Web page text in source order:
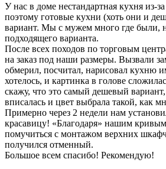
У нас в доме нестандартная кухня из-
поэтому готовые кухни (хоть они и
вариант. Мы с мужем много где были,
подходящего варианта.
После всех походов по торговым
на заказ под наши размеры. Вызвали
обмерил, посчитал, нарисовал кухню
хотелось, и картинка в голове
скажу, что это самый дешевый
вписалась и цвет выбрала такой, как
Примерно через 2 недели нам
красавицу! «Благодаря» нашим
помучиться с монтажом верхних
получился отменный.
Большое всем спасибо! Рекомендую!